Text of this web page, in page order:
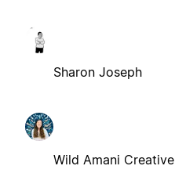
Sharon Joseph
Wild Amani Creative